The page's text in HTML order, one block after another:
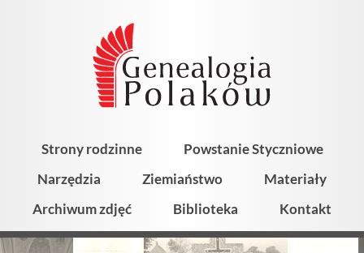
Strony rodzinne
Powstanie Styczniowe
Narzędzia
Ziemiaństwo
Materiały
Archiwum zdjęć
Biblioteka Kontakt